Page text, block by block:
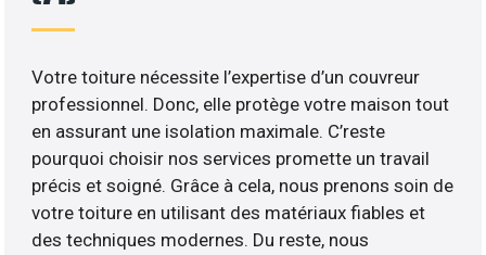
Votre toiture nécessite l’expertise d’un couvreur
professionnel. Donc, elle protège votre maison tout
en assurant une isolation maximale. C’reste
pourquoi choisir nos services promette un travail
précis et soigné. Grâce à cela, nous prenons soin de
votre toiture en utilisant des matériaux fiables et
des techniques modernes. Du reste, nous